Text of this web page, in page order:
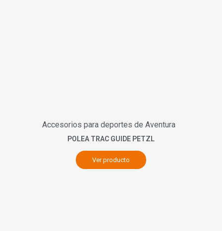
Accesorios para deportes de Aventura
POLEA TRAC GUIDE PETZL
Ver producto